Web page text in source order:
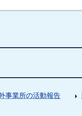
事業所の活動報告